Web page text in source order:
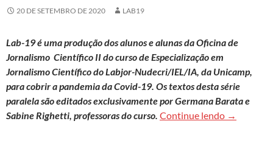
20 DE SETEMBRO DE 2020 LAB19
Lab-19 é uma produção dos alunos e alunas da Oficina de
Jornalismo Científico II do curso de Especialização em
Jornalismo Científico do Labjor-Nudecri/IEL/IA, da Unicamp,
para cobrir a pandemia da Covid-19. Os textos desta série
paralela são editados exclusivamente por Germana Barata e
Sabine Righetti, professoras do curso. Continue lendo Índice do
→